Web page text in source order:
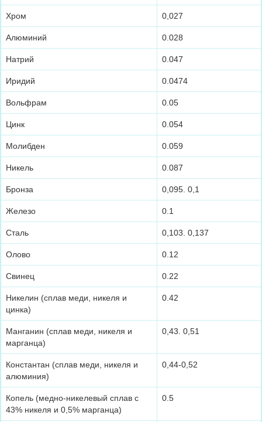
Хром 0,027
Алюминий 0.028
Натрий 0.047
Иридий 0.0474
Вольфрам 0.05
Цинк 0.054
Молибден 0.059
Никель 0.087
Бронза 0,095. 0,1
Железо 0.1
Сталь 0,103. 0,137
Олово 0.12
Свинец 0.22
Никелин (сплав меди, никеля и
цинка)
0.42
Манганин (сплав меди, никеля и
марганца)
0,43. 0,51
Константан (сплав меди, никеля и
алюминия)
0,44-0,52
Копель (медно-никелевый сплав с
43% никеля и 0,5% марганца)
0.5